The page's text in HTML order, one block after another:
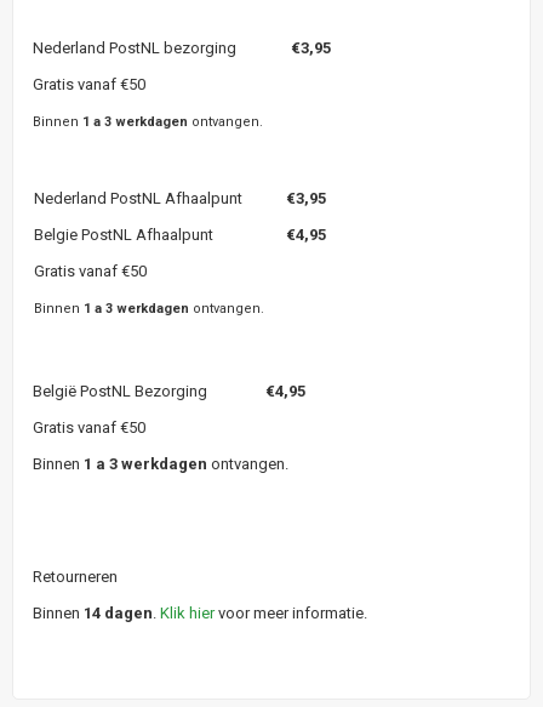
Nederland PostNL bezorging €3,95
Gratis vanaf €50
Binnen 1 a 3 werkdagen ontvangen.
Nederland PostNL Afhaalpunt €3,95
Belgie PostNL Afhaalpunt
€4,95
Gratis vanaf €50
Binnen 1 a 3 werkdagen ontvangen.
België PostNL Bezorging €4,95
Gratis vanaf €50
Binnen 1 a 3 werkdagen ontvangen.
Retourneren
Binnen 14 dagen Klik hiervoor meer informatie.